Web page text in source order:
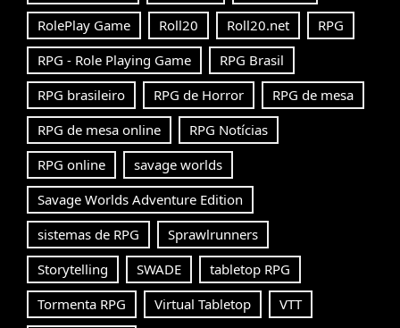
RolePlay Game
Roll20 Roll20.net
RPG
RPG - Role Playing Game
RPG Brasil
RPG brasileiro
RPG de Horror
RPG de mesa
RPG de mesa online
RPG Notícias
RPG online
savage worlds
Savage Worlds Adventure Edition
sistemas de RPG
Sprawlrunners
Storytelling
SWADE
tabletop RPG
Tormenta RPG
Virtual Tabletop
VTT